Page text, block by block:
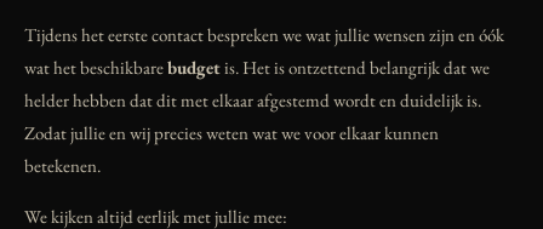
Tijdens het eerste contact bespreken we wat jullie wensen zijn en óók
wat het beschikbarebudgetis. Het is ontzettend belangrijk dat we
helder hebben dat dit met elkaar afgestemd wordt en duidelijk is.
Zodat jullie en wij precies weten wat we voor elkaar kunnen
betekenen.
We kijken altijd eerlijk met jullie mee: